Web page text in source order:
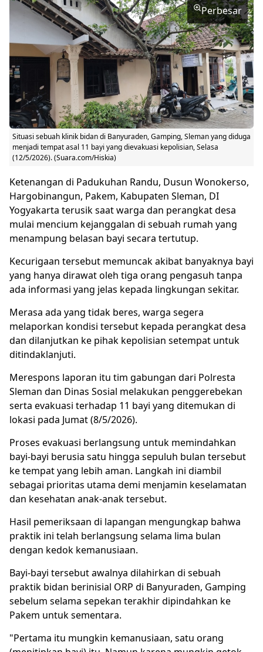
Perbesar
Situasi sebuah klinik bidan di Banyuraden, Gamping, Sleman yang diduga
menjadi tempat asal 11 bayi yang dievakuasi kepolisian, Selasa
(12/5/2026). (Suara.com/Hiskia)
Ketenangan di Padukuhan Randu, Dusun Wonokerso,
Hargobinangun, Pakem, Kabupaten Sleman, DI
Yogyakarta terusik saat warga dan perangkat desa
mulai mencium kejanggalan di sebuah rumah yang
menampung belasan bayi secara tertutup.
Kecurigaan tersebut memuncak akibat banyaknya bayi
yang hanya dirawat oleh tiga orang pengasuh tanpa
ada informasi yang jelas kepada lingkungan sekitar.
Merasa ada yang tidak beres, warga segera
melaporkan kondisi tersebut kepada perangkat desa
dan dilanjutkan ke pihak kepolisian setempat untuk
ditindaklanjuti.
Merespons laporan itu tim gabungan dari Polresta
Sleman dan Dinas Sosial melakukan penggerebekan
serta evakuasi terhadap 11 bayi yang ditemukan di
lokasi pada Jumat (8/5/2026).
Proses evakuasi berlangsung untuk memindahkan
bayi-bayi berusia satu hingga sepuluh bulan tersebut
ke tempat yang lebih aman. Langkah ini diambil
sebagai prioritas utama demi menjamin keselamatan
dan kesehatan anak-anak tersebut.
Hasil pemeriksaan di lapangan mengungkap bahwa
praktik ini telah berlangsung selama lima bulan
dengan kedok kemanusiaan.
Bayi-bayi tersebut awalnya dilahirkan di sebuah
praktik bidan berinisial ORP di Banyuraden, Gamping
sebelum selama sepekan terakhir dipindahkan ke
Pakem untuk sementara.
"Pertama itu mungkin kemanusiaan, satu orang